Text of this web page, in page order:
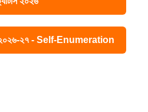
২০২৬-২৭ - Self-Enumeration